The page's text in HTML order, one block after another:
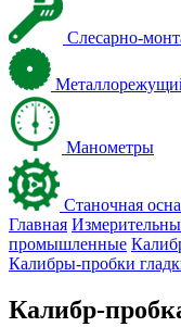
Слесарно-
Манометры
Станочная
Главная
промышленные
Калибры-пробки
Калибр-